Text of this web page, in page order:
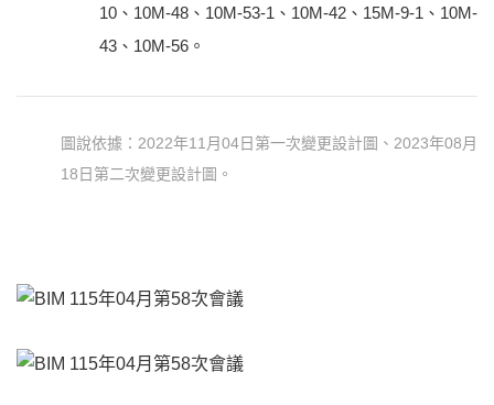
10、10M-48、10M-53-1、10M-42、15M-9-1、10M-
43、10M-56。
圖說依據：2022年11月04日第一次變更設計圖、2023年08月
18日第二次變更設計圖。